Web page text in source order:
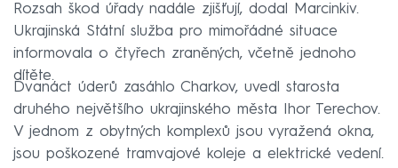
Rozsah škod úřady nadále zjišťují, dodal Marcinkiv.
Ukrajinská Státní služba pro mimořádné situace
informovala o čtyřech zraněných, včetně jednoho
dítěte.
Dvanáct úderů zasáhlo Charkov, uvedl starosta
druhého největšího ukrajinského města Ihor Terechov.
V jednom z obytných komplexů jsou vyražená okna,
jsou poškozené tramvajové koleje a elektrické vedení.